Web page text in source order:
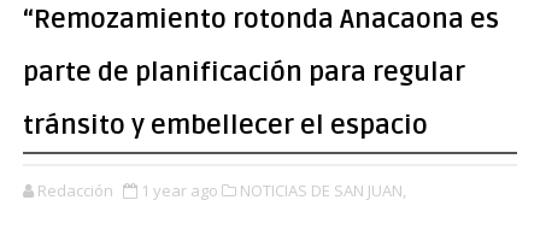
“Remozamiento rotonda Anacaona es
parte de planificación para regular
tránsito y embellecer el espacio
Redacción 1 year ago NOTICIAS DE SAN JUAN,